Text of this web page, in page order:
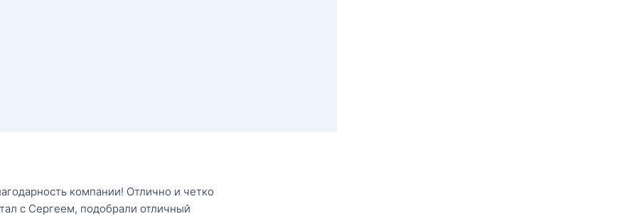
компании! Отлично и четко
с Сергеем, подобрали отличный